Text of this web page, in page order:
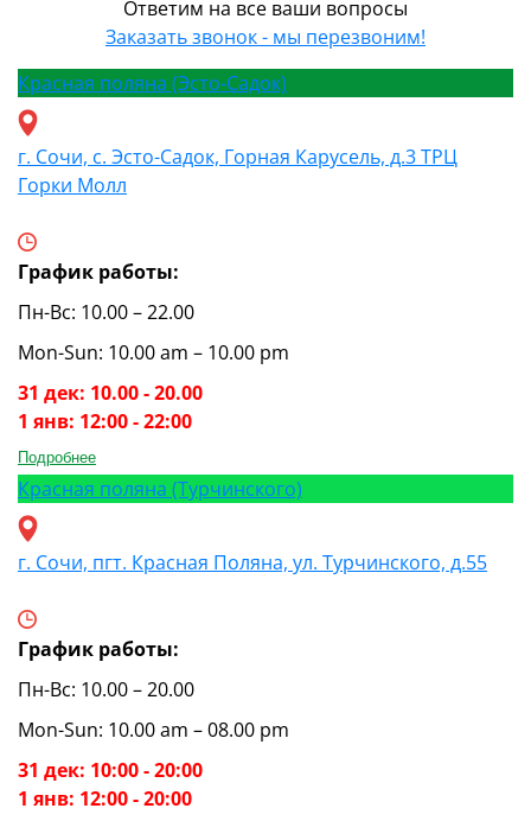
Ответим на все ваши вопросы
Заказать звонок - мы перезвоним!
Красная поляна (Эсто-Садок)
г. Сочи, с. Эсто-Садок, Горная Карусель, д.3 ТРЦ
Горки Молл
График работы:
Пн-Вс: 10.00 – 22.00
Mon-Sun: 10.00 am – 10.00 pm
31 дек: 10.00 - 20.00
1 янв: 12:00 - 22:00
Подробнее
Красная поляна (Турчинского)
г. Сочи, пгт. Красная Поляна, ул. Турчинского, д.55
График работы:
Пн-Вс: 10.00 – 20.00
Mon-Sun: 10.00 am – 08.00 pm
31 дек: 10:00 - 20:00
1 янв: 12:00 - 20:00